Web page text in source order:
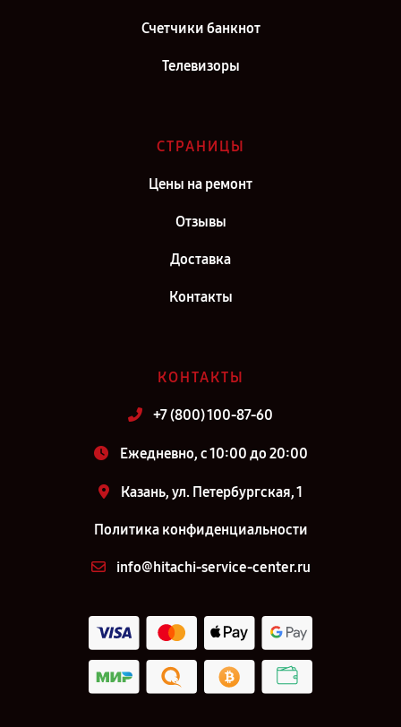
Счетчики банкнот
Телевизоры
СТРАНИЦЫ
Цены на ремонт
Отзывы
Доставка
Контакты
КОНТАКТЫ
+7 (800) 100-87-60
Ежедневно, с 10:00 до 20:00
Казань, ул. Петербургская, 1
Политика конфиденциальности
info@hitachi-service-center.ru